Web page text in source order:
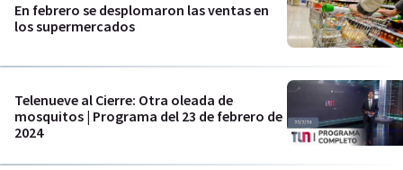
En febrero se desplomaron las ventas en
los supermercados
Telenueve al Cierre: Otra oleada de
mosquitos | Programa del 23 de febrero de
2024